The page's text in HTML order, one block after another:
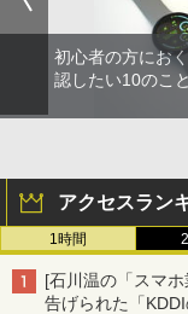
初心者の方にお
認したい10のこ
アクセスラン
1時間
[石川温の「スマ
告げられた「